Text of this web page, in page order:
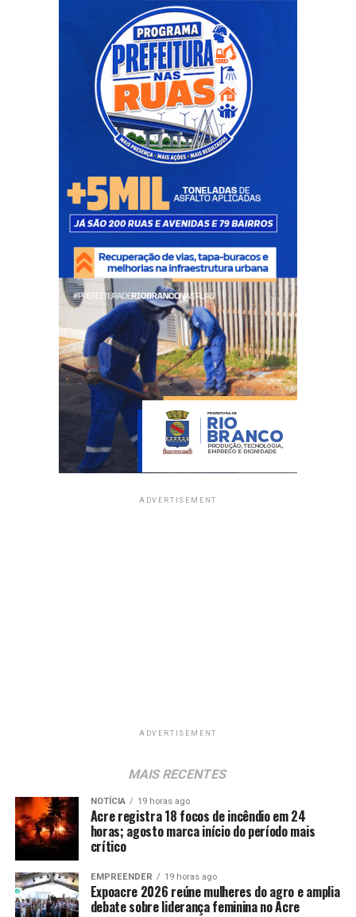
ADVERTISEMENT
ADVERTISEMENT
MAIS RECENTES
NOTÍCIA 19 horas ago
Acre registra 18 focos de incêndio em 24
horas; agosto marca início do período mais
crítico
EMPREENDER 19 horas ago
Expoacre 2026 reúne mulheres do agro e amplia
debate sobre liderança feminina no Acre